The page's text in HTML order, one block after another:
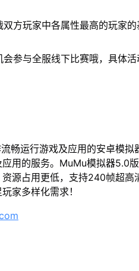
方玩家中各属性最高的玩家
参与全服线下比赛哦，具体
畅运行游戏及应用的安卓模拟
用的服务。MuMu模拟器5.0
源占用更低，支持240帧超高
家多样化需求！